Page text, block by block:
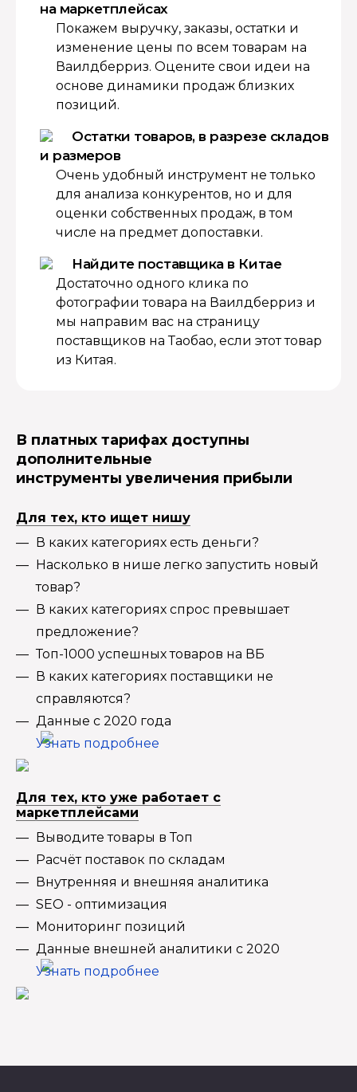
на маркетплейсах
Покажем выручку, заказы, остатки и
изменение цены по всем товарам на
Ваилдберриз. Оцените свои идеи на
основе динамики продаж близких
позиций.
Остатки товаров, в разрезе складов
и размеров
Очень удобный инструмент не только
для анализа конкурентов, но и для
оценки собственных продаж, в том
числе на предмет допоставки.
Найдите поставщика в Китае
Достаточно одного клика по
фотографии товара на Ваилдберриз и
мы направим вас на страницу
поставщиков на Таобао, если этот товар
из Китая.
В платных тарифах доступны
дополнительные
инструменты увеличения прибыли
Для тех, кто ищет нишу
В каких категориях есть деньги?
Насколько в нише легко запустить новый
товар?
В каких категориях спрос превышает
предложение?
Топ-1000 успешных товаров на ВБ
В каких категориях поставщики не
справляются?
Данные с 2020 года
Узнать подробнее
Для тех, кто уже работает с
маркетплейсами
Выводите товары в Топ
Расчёт поставок по складам
Внутренняя и внешняя аналитика
SEO - оптимизация
Мониторинг позиций
Данные внешней аналитики с 2020
Узнать подробнее